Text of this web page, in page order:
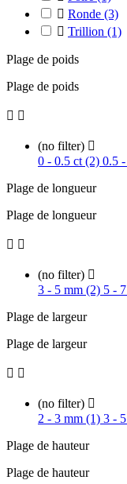
 Ronde (3)
 Trillion (1)
Plage de poids
Plage de poids
 
(no filter) 
0 - 0.5 ct (2) 0.5
Plage de longueur
Plage de longueur
 
(no filter) 
3 - 5 mm (2) 5 -
Plage de largeur
Plage de largeur
 
(no filter) 
2 - 3 mm (1) 3 -
Plage de hauteur
Plage de hauteur